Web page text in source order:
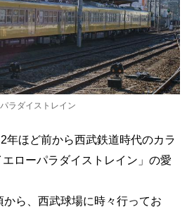
ラダイストレイン
年ほど前から西武鉄道時代のカラ
ローパラダイストレイン」の愛
ら、西武球場に時々行ってお